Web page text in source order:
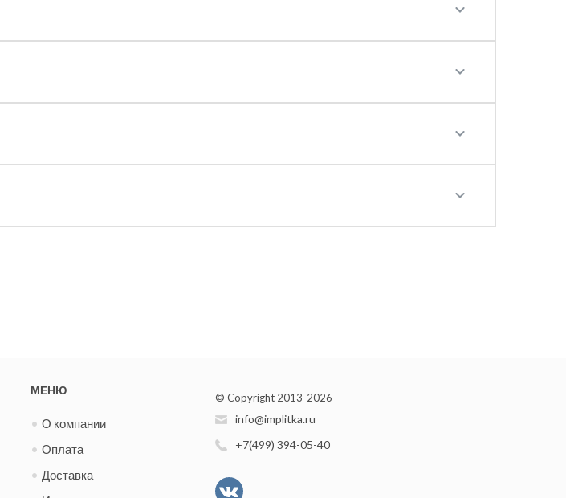
МЕНЮ
О компании
Оплата
Доставка
© Copyright 2013-2026
info@implitka.ru
+7(499) 394-05-40